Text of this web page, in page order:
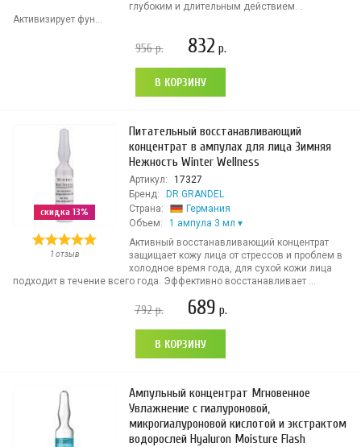
глубоким и длительным действием. .
Активизирует фун...
956р. 832 р.
В КОРЗИНУ
скидка 13%
1 отзыв
Питательный восстанавливающий
концентрат в ампулах для лица Зимняя
Нежность Winter Wellness
Артикул:
17327
Бренд:
DR.GRANDEL
Страна:
Германия
Объем:
1 ампула 3 мл
Активный восстанавливающий концентрат
защищает кожу лица от стрессов и проблем в
холодное время года, для сухой кожи лица
подходит в течение всего года. Эффективно восстанавливает ...
792р. 689 р.
В КОРЗИНУ
Ампульный концентрат Мгновенное
Увлажнение с гиалуроновой,
микрогиалуроновой кислотой и экстрактом
водорослей Hyaluron Moisture Flash